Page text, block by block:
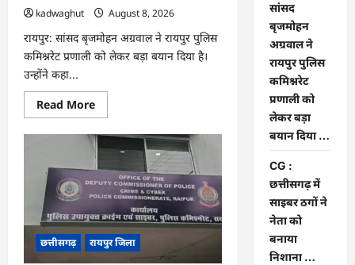
kadwaghut
August 8, 2026
रायपुर: सांसद बृजमोहन अग्रवाल ने रायपुर पुलिस
कमिश्नरेट प्रणाली को लेकर बड़ा बयान दिया है।
उन्होंने कहा...
Read MoreRead
more
CG
:
‘बिना
दांत,
सिंग
और
पावर
के…’
,
सांसद
बृजमोहन
छत्तीसगढ़ रायपुर जिला
सांसद
बृजमोहन
अग्रवाल ने
रायपुर पुलिस
कमिश्नरेट
प्रणाली को
लेकर बड़ा
बयान दिया …
CG :
छत्तीसगढ़ में
साइबर ठगों ने
नेता को
बनाया
निशाना …